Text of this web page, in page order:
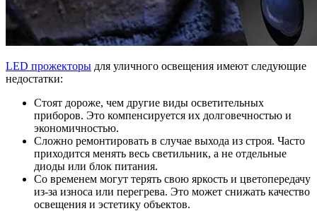
LED прожекторы для уличного освещения имеют следующие
недостатки:
Стоят дороже, чем другие виды осветительных
приборов. Это компенсируется их долговечностью и
экономичностью.
Сложно ремонтировать в случае выхода из строя. Часто
приходится менять весь светильник, а не отдельные
диоды или блок питания.
Со временем могут терять свою яркость и цветопередачу
из-за износа или перегрева. Это может снижать качество
освещения и эстетику объектов.